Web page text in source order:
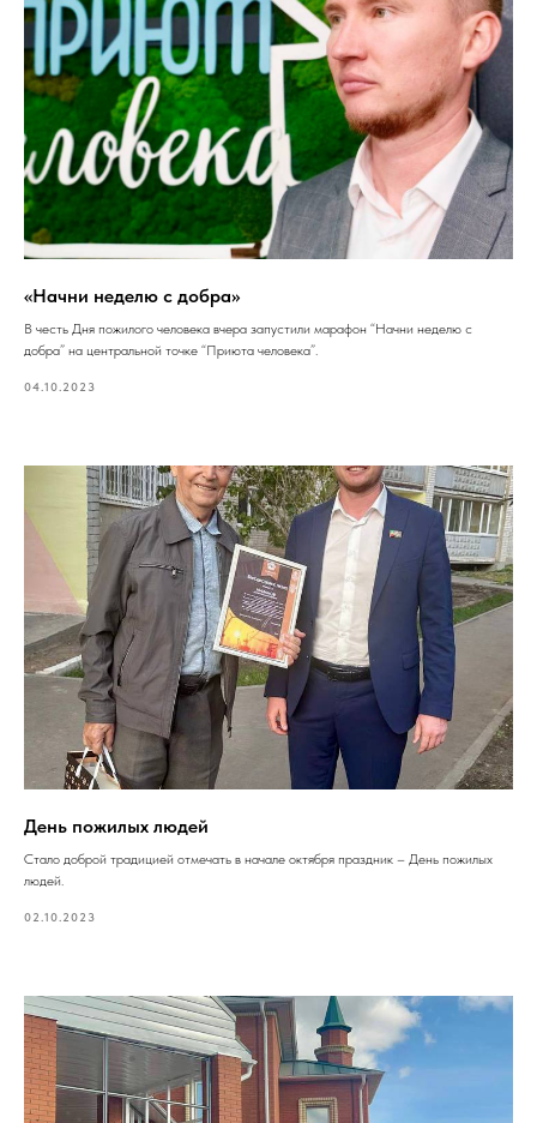
«Начни неделю с добра»
В честь Дня пожилого человека вчера запустили марафон “Начни неделю с
добра” на центральной точке “Приюта человека”.
04.10.2023
День пожилых людей
Стало доброй традицией отмечать в начале октября праздник – День пожилых
людей.
02.10.2023